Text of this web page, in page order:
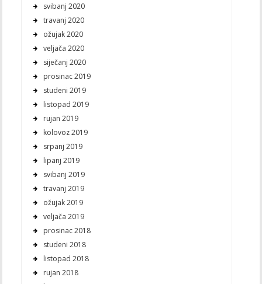
svibanj 2020
travanj 2020
ožujak 2020
veljača 2020
siječanj 2020
prosinac 2019
studeni 2019
listopad 2019
rujan 2019
kolovoz 2019
srpanj 2019
lipanj 2019
svibanj 2019
travanj 2019
ožujak 2019
veljača 2019
prosinac 2018
studeni 2018
listopad 2018
rujan 2018